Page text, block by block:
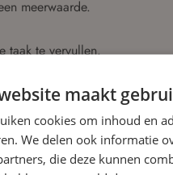
meerwaarde.
taak te vervullen.
profiel hebben we een
en/of bestuurder in
maakt
cookies om inhoud en
We delen ook informatie
die deze kunnen